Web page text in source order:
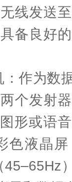
线发送
备良好
为数据
个发射
形或语
色液晶